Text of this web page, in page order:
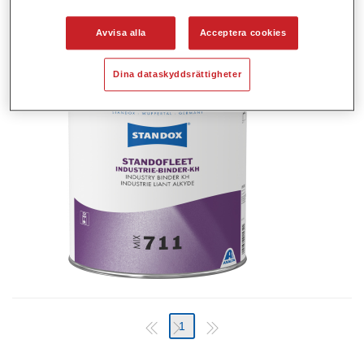
Produktnummer 4024669915341
Mer information
1
Avvisa alla Acceptera cookies
Dina dataskyddsrättigheter